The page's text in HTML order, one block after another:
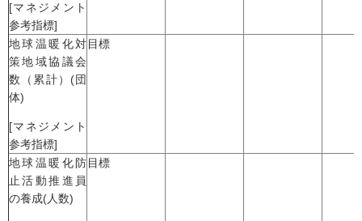
[マネジメント
参考指標]
地球温暖化対
策地域協議会
数（累計）(団
体)
[マネジメント
参考指標]
目標
地球温暖化防
止活動推進員
の養成(人数)
目標